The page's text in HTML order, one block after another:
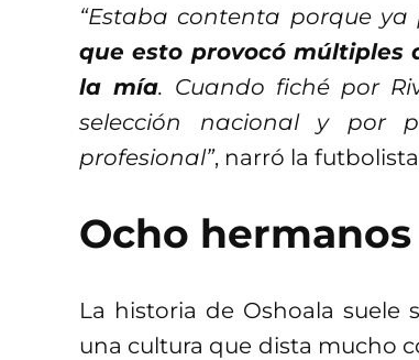
“Estaba contenta porque
que esto provocó múltiples
la mía. Cuando fiché por
selección nacional y por
profesional”, narró la
Ocho
La historia de Oshoala
una cultura que dista mucho